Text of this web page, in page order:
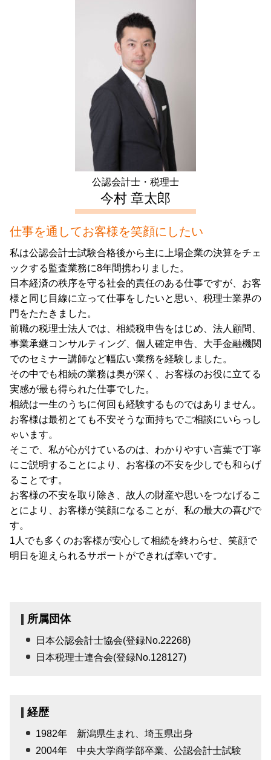
日本政策金融公庫 融資 期間
不動産 所得 確定申告 しない
住宅ローン控除 確定申告
不動産 売却 赤字 確定申告
譲渡 所得 確定申告
住宅ローン 控除 年末調整
青色 申告 不動産 所得
会社設立 中野区 会計士
生前対策 文京区 相談
会社設立 東京都 税理士
会社設立 埼玉県 税理士
生前対策 神奈川県 税理士
不動産 確定申告 中野区 税理士
生前対策 豊島区 税理士
不動産 確定申告 文京区 相談
相続 文京区 税理士公認会計士・税理士
今村 章太郎
仕事を通してお客様を笑顔にしたい
私は公認会計士試験合格後から主に上場企業の決算をチェ
ックする監査業務に8年間携わりました。
日本経済の秩序を守る社会的責任のある仕事ですが、お客
様と同じ目線に立って仕事をしたいと思い、税理士業界の
門をたたきました。
前職の税理士法人では、相続税申告をはじめ、法人顧問、
事業承継コンサルティング、個人確定申告、大手金融機関
でのセミナー講師など幅広い業務を経験しました。
その中でも相続の業務は奥が深く、お客様のお役に立てる
実感が最も得られた仕事でした。
相続は一生のうちに何回も経験するものではありません。
お客様は最初とても不安そうな面持ちでご相談にいらっし
ゃいます。
そこで、私が心がけているのは、わかりやすい言葉で丁寧
にご説明することにより、お客様の不安を少しでも和らげ
ることです。
お客様の不安を取り除き、故人の財産や思いをつなげるこ
とにより、お客様が笑顔になることが、私の最大の喜びで
す。
1人でも多くのお客様が安心して相続を終わらせ、笑顔で
明日を迎えられるサポートができれば幸いです。
所属団体
日本公認会計士協会(登録No.22268)
日本税理士連合会(登録No.128127)
経歴
1982年 新潟県生まれ、埼玉県出身
2004年 中央大学商学部卒業、公認会計士試験